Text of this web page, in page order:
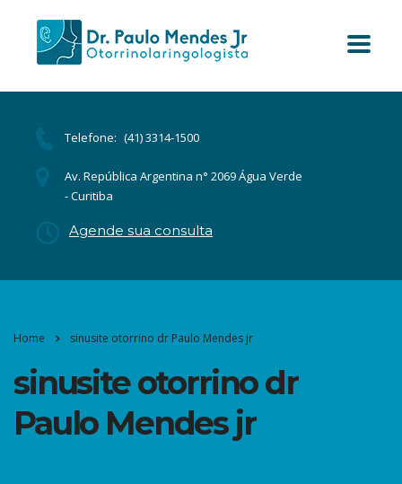
Telefone: (41) 3314-1500
Av. República Argentina n° 2069 Água Verde
- Curitiba
Agende sua consulta
Home sinusite otorrino dr Paulo Mendes jr
sinusite otorrino dr
Paulo Mendes jr